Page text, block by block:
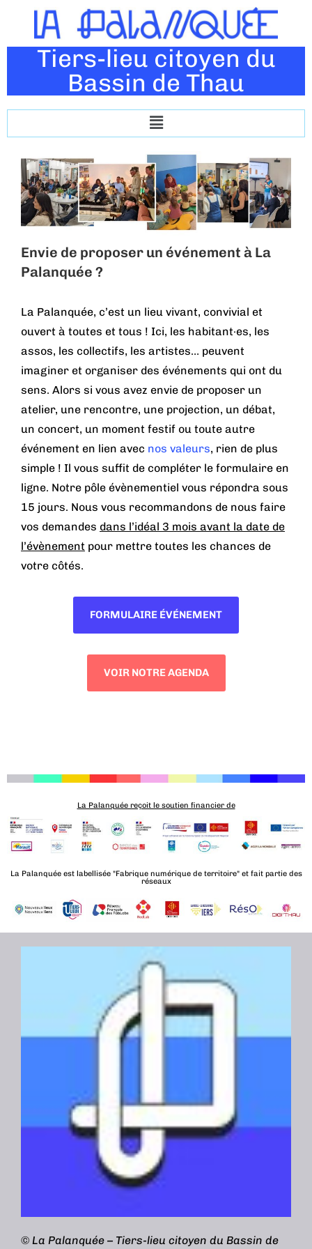
Tiers-lieu citoyen du
Bassin de Thau
Envie de proposer un événement à La
Palanquée ?
La Palanquée, c’est un lieu vivant, convivial et
ouvert à toutes et tous ! Ici, les habitant·es, les
assos, les collectifs, les artistes… peuvent
imaginer et organiser des événements qui ont du
sens. Alors si vous avez envie de proposer un
atelier, une rencontre, une projection, un débat,
un concert, un moment festif ou toute autre
événement en lien avec nos valeurs, rien de plus
simple ! Il vous suffit de compléter le formulaire en
ligne. Notre pôle évènementiel vous répondra sous
15 jours. Nous vous recommandons de nous faire
vos demandes dans l’idéal 3 mois avant la date de
l’évènement pour mettre toutes les chances de
votre côtés.
FORMULAIRE ÉVÉNEMENT
VOIR NOTRE AGENDA
La Palanquée reçoit le soutien financier de
La Palanquée est labellisée "Fabrique numérique de territoire" et fait partie des
réseaux
© La Palanquée – Tiers-lieu citoyen du Bassin de